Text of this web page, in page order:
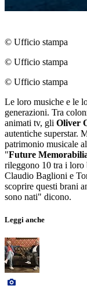
© Ufficio stampa
© Ufficio stampa
© Ufficio stampa
Le loro musiche e le
generazioni. Tra
animati tv, gli Oliver
autentiche superstar.
patrimonio musicale
"Future
rileggono 10 tra i loro
Claudio Baglioni e
scoprire questi brani
sono nati" dicono.
Leggi anche